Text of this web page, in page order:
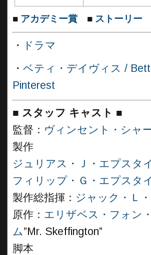
■ アカデミー賞 ■ ストーリー
・
ドラマ
・ ベティ・デイヴィス /
Pinterest
■ スタッフ キャスト ■
監督： ヴィンセント・シャ
製作
ジュリアス・Ｊ・エプスタ
フィリップ・Ｇ・エプスタ
製作総指揮： ジャック・Ｌ
原作： エリザベス・フォン
ム”Mr. Skeffington”
脚本